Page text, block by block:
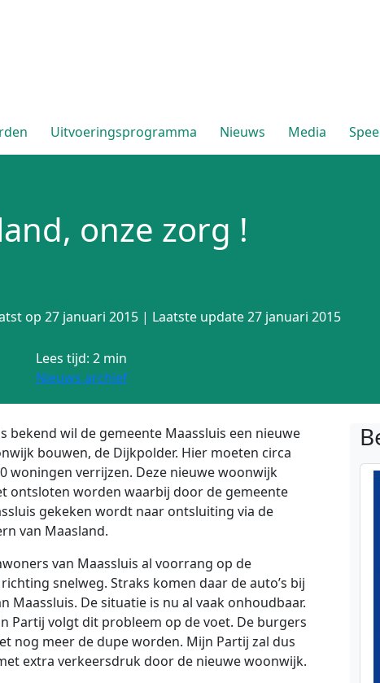
Uitvoeringsprogramma Nieuws Media
onze zorg !
op 27 januari 2015 | Laatste update 27 januari 2015
Lees tijd: 2 min
Nieuws archief
bekend wil de gemeente Maassluis een nieuwe
bouwen, de Dijkpolder. Hier moeten circa
woningen verrijzen. Deze nieuwe woonwijk
ontsloten worden waarbij door de gemeente
gekeken wordt naar ontsluiting via de
van Maasland.
van Maassluis al voorrang op de
snelweg. Straks komen daar de auto’s bij
Maassluis. De situatie is nu al vaak onhoudbaar.
Partij volgt dit probleem op de voet. De burgers
nog meer de dupe worden. Mijn Partij zal dus
extra verkeersdruk door de nieuwe woonwijk.